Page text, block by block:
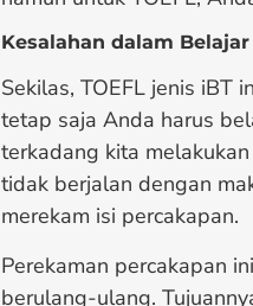
Kesalahan dalam Belajar
Sekilas, TOEFL jenis iBT
tetap saja Anda harus
terkadang kita
tidak berjalan dengan
merekam isi percakapan.
Perekaman percakapan
berulang-ulang.